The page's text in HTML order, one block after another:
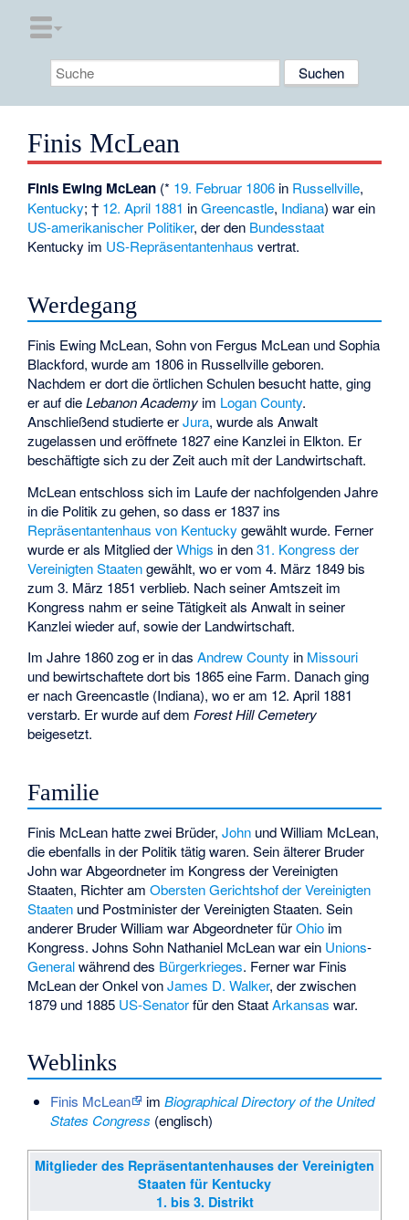
Finis McLean
Finis Ewing McLean (* 19. Februar 1806 in Russellville,
Kentucky; † 12. April 1881 inGreencastle, Indiana) war ein
US-amerikanischer Politiker, der den Bundesstaat
Kentucky im US-Repräsentantenhaus vertrat.
Werdegang
Finis Ewing McLean, Sohn von Fergus McLean und Sophia
Blackford, wurde am 1806 in Russellville geboren.
Nachdem er dort die örtlichen Schulen besucht hatte, ging
er auf dieLebanon Academy im Logan County.
Anschließend studierte erJura, wurde als Anwalt
zugelassen und eröffnete 1827 eine Kanzlei in Elkton. Er
beschäftigte sich zu der Zeit auch mit der Landwirtschaft.
McLean entschloss sich im Laufe der nachfolgenden Jahre
in die Politik zu gehen, so dass er 1837 ins
Repräsentantenhaus von Kentucky gewählt wurde. Ferner
wurde er als Mitglied derWhigs in den31. Kongress der
Vereinigten Staatengewählt, wo er vom 4. März 1849 bis
zum 3. März 1851 verblieb. Nach seiner Amtszeit im
Kongress nahm er seine Tätigkeit als Anwalt in seiner
Kanzlei wieder auf, sowie der Landwirtschaft.
Im Jahre 1860 zog er in dasAndrew County in Missouri
und bewirtschaftete dort bis 1865 eine Farm. Danach ging
er nach Greencastle (Indiana), wo er am 12. April 1881
verstarb. Er wurde auf demForest Hill Cemetery
beigesetzt.
Familie
Finis McLean hatte zwei Brüder,John undWilliam McLean,
die ebenfalls in der Politik tätig waren. Sein älterer Bruder
John war Abgeordneter im Kongress der Vereinigten
Staaten, Richter amObersten Gerichtshof der Vereinigten
Staaten und Postminister der Vereinigten Staaten. Sein
anderer Bruder William war Abgeordneter fürOhio im
Kongress. Johns Sohn Nathaniel McLeanwar ein Unions-
Generalwährend des Bürgerkrieges. Ferner war Finis
McLean der Onkel vonJames D. Walker, der zwischen
1879 und 1885 US-Senatorfür den StaatArkansas war.
Weblinks
Finis McLean im Biographical Directory of the United
States Congress (englisch)
Mitglieder des Repräsentantenhauses der Vereinigten
Staaten für Kentucky
1. bis 3. Distrikt